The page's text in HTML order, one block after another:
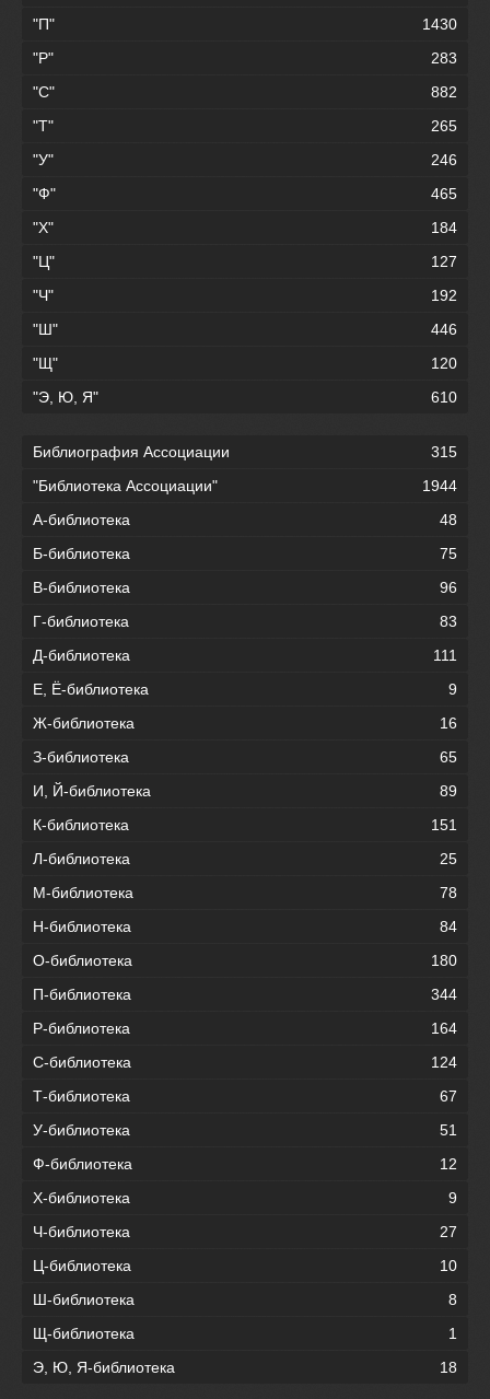
"П"
1430
"Р"
283
"С"
882
"Т"
265
"У"
246
"Ф"
465
"Х"
184
"Ц"
127
"Ч"
192
"Ш"
446
"Щ"
120
"Э, Ю, Я"
610
Библиография Ассоциации
315
"Библиотека Ассоциации"
1944
А-библиотека
48
Б-библиотека
75
В-библиотека
96
Г-библиотека
83
Д-библиотека
111
Е, Ё-библиотека
9
Ж-библиотека
16
З-библиотека
65
И, Й-библиотека
89
К-библиотека
151
Л-библиотека
25
М-библиотека
78
Н-библиотека
84
О-библиотека
180
П-библиотека
344
Р-библиотека
164
С-библиотека
124
Т-библиотека
67
У-библиотека
51
Ф-библиотека
12
Х-библиотека
9
Ч-библиотека
27
Ц-библиотека
10
Ш-библиотека
8
Щ-библиотека
1
Э, Ю, Я-библиотека
18